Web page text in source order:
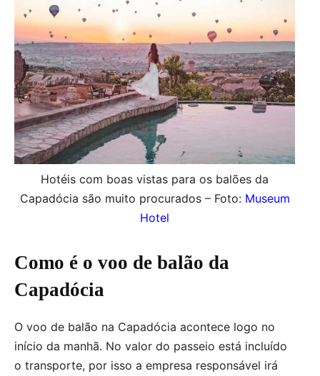
Hotéis com boas vistas para os balões da
Capadócia são muito procurados – Foto: Museum
Hotel
Como é o voo de balão da
Capadócia
O voo de balão na Capadócia acontece logo no
início da manhã. No valor do passeio está incluído
o transporte, por isso a empresa responsável irá